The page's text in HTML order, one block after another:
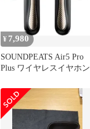
¥ 7,980
SOUNDPEATS Air5 Pro
Plus ワイヤレスイヤホン